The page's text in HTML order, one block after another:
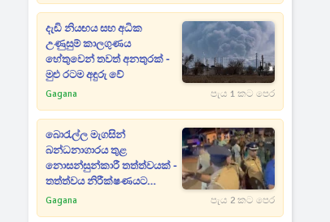
දැඩි නියඟය සහ අධික
උණුසුම් කාලගුණය
හේතුවෙන් තවත් අනතුරක් -
මුළු රටම අඳුරු වේ
Gagana පැය 1 කට පෙර
බොරැල්ල මැගසින්
බන්ධනාගාරය තුළ
නොසන්සුන්කාරී තත්ත්වයක් -
තත්ත්වය නිරීක්ෂණයට
ඩ්‍රෝන යානා ද යොදවයි
Gagana පැය 2 කට පෙර